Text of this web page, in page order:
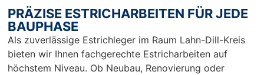
empfeh
len…
PRÄZISE ESTRICHARBEITEN FÜR JEDE
BAUPHASE
Als zuverlässige Estrichleger im Raum Lahn-Dill-Kreis
bieten wir Ihnen fachgerechte Estricharbeiten auf
höchstem Niveau. Ob Neubau, Renovierung oder